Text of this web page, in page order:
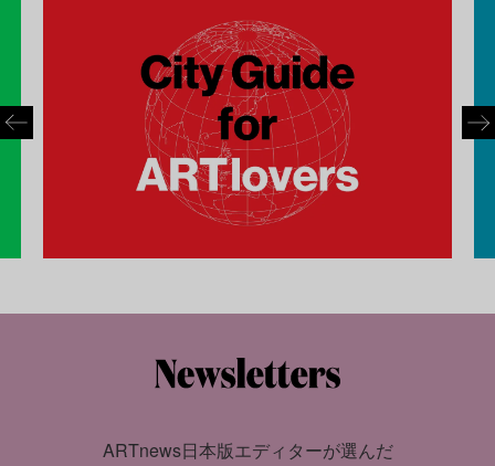
ARTnews日本版エディターが選んだ